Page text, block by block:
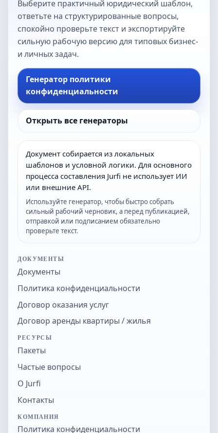
Выберите практичный юридический шаблон,
ответьте на структурированные вопросы,
спокойно проверьте текст и экспортируйте
сильную рабочую версию для типовых бизнес-
и личных задач.
Генератор политики
конфиденциальности
Открыть все генераторы
Документ собирается из локальных
шаблонов и условной логики. Для основного
процесса составления Jurfi не использует ИИ
или внешние API.
Используйте генератор, чтобы быстро собрать
сильный рабочий черновик, а перед публикацией,
отправкой или подписанием обязательно
проверьте текст.
ДОКУМЕНТЫ
Документы
Политика конфиденциальности
Договор оказания услуг
Договор аренды квартиры / жилья
РЕСУРСЫ
Пакеты
Частые вопросы
О Jurfi
Контакты
КОМПАНИЯ
Политика конфиденциальности